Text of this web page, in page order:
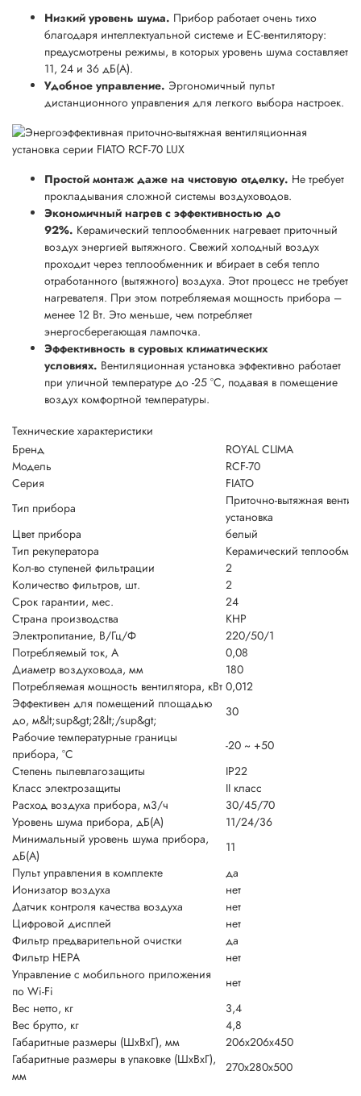
Низкий уровень шума. Прибор работает очень тихо
благодаря интеллектуальной системе и EC-вентилятору:
предусмотрены режимы, в которых уровень шума составляет
11, 24 и 36 дБ(А).
Удобное управление. Эргономичный пульт
дистанционного управления для легкого выбора настроек.
Простой монтаж даже на чистовую отделку. Не требует
прокладывания сложной системы воздуховодов.
Экономичный нагрев с эффективностью до
92%. Керамический теплообменник нагревает приточный
воздух энергией вытяжного. Свежий холодный воздух
проходит через теплообменник и вбирает в себя тепло
отработанного (вытяжного) воздуха. Этот процесс не требует
нагревателя. При этом потребляемая мощность прибора –
менее 12 Вт. Это меньше, чем потребляет
энергосберегающая лампочка.
Эффективность в суровых климатических
условиях. Вентиляционная установка эффективно работает
при уличной температуре до -25 °С, подавая в помещение
воздух комфортной температуры.
Технические характеристики
Бренд
ROYAL CLIMA
Модель
RCF-70
Серия
FIATO
Тип прибора
Приточно-вытяжная
установка
Цвет прибора
белый
Тип рекуператора
Керамический
Кол-во ступеней фильтрации
2
Количество фильтров, шт.
2
Срок гарантии, мес.
24
Страна производства
КНР
Электропитание, В/Гц/Ф
220/50/1
Потребляемый ток, А
0,08
Диаметр воздуховода, мм
180
Потребляемая мощность вентилятора, кВт 0,012
Эффективен для помещений площадью
до, м&lt;sup&gt;2&lt;/sup&gt;
30
Рабочие температурные границы
прибора, °C
-20 ~ +50
Степень пылевлагозащиты
IP22
Класс электрозащиты
II класс
Расход воздуха прибора, м3/ч
30/45/70
Уровень шума прибора, дБ(А)
11/24/36
Минимальный уровень шума прибора,
дБ(А)
11
Пульт управления в комплекте
да
Ионизатор воздуха
нет
Датчик контроля качества воздуха
нет
Цифровой дисплей
нет
Фильтр предварительной очистки
да
Фильтр HEPA
нет
Управление c мобильного приложения
по Wi-Fi
нет
Вес нетто, кг
3,4
Вес брутто, кг
4,8
Габаритные размеры (ШxВxГ), мм
206x206x450
Габаритные размеры в упаковке (ШxВxГ),
мм
270x280x500